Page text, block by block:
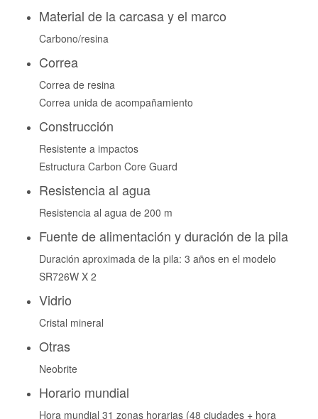
Material de la carcasa y el marco
Carbono/resina
Correa
Correa de resina
Correa unida de acompañamiento
Construcción
Resistente a impactos
Estructura Carbon Core Guard
Resistencia al agua
Resistencia al agua de 200 m
Fuente de alimentación y duración de la pila
Duración aproximada de la pila: 3 años en el modelo
SR726W X 2
Vidrio
Cristal mineral
Otras
Neobrite
Horario mundial
Hora mundial 31 zonas horarias (48 ciudades + hora